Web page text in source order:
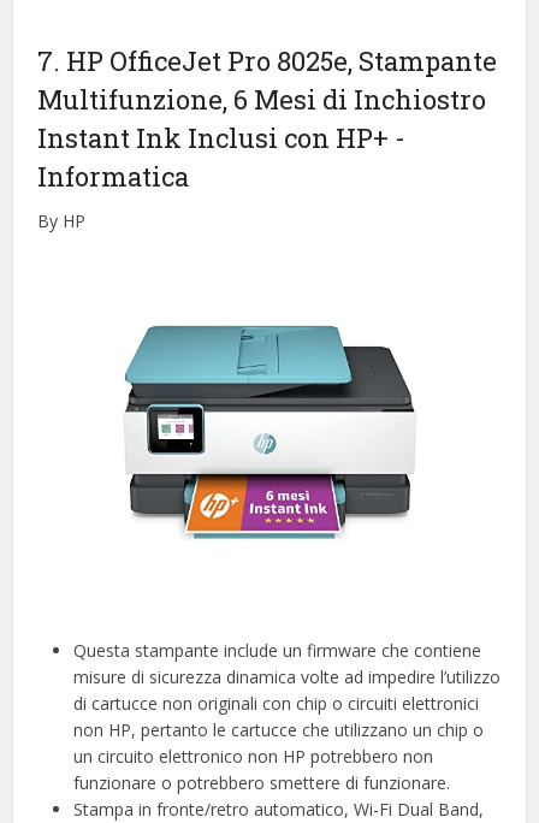
7. HP OfficeJet Pro 8025e, Stampante
Multifunzione, 6 Mesi di Inchiostro
Instant Ink Inclusi con HP+ -
Informatica
By HP
Questa stampante include un firmware che contiene
misure di sicurezza dinamica volte ad impedire l’utilizzo
di cartucce non originali con chip o circuiti elettronici
non HP, pertanto le cartucce che utilizzano un chip o
un circuito elettronico non HP potrebbero non
funzionare o potrebbero smettere di funzionare.
Stampa in fronte/retro automatico, Wi-Fi Dual Band,